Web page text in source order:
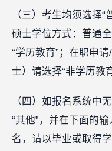
（三）考生均须选择
硕士学位方式：普通
“学历教育”；在职申
士）请选择“非学历教育
（四）如报名系统中
“其他”，并在下面的
名，请以毕业或取得